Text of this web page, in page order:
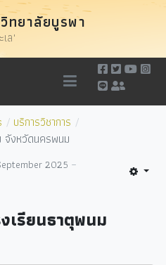
ทยาลัยบูรพา
ล"
บริการวิชาการ
จังหวัดนครพนม
2025
เรียนธาตุพนม